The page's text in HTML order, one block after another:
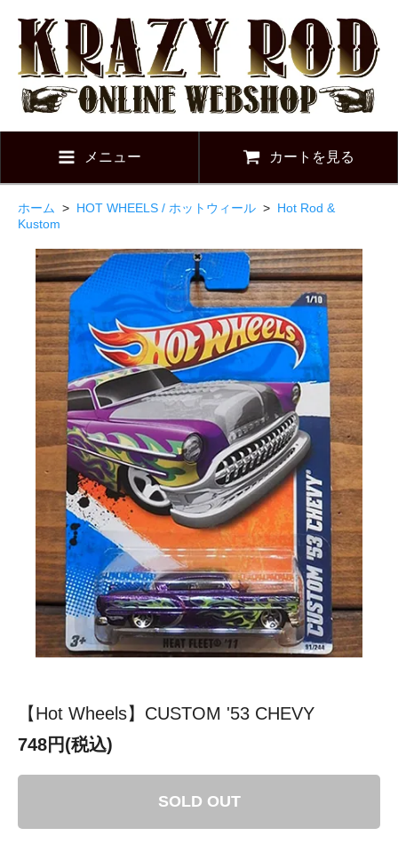
メニュー カートを見る
ホーム > HOT WHEELS / ホットウィール > Hot Rod &
Kustom
【Hot Wheels】CUSTOM '53 CHEVY
748円(税込)
SOLD OUT